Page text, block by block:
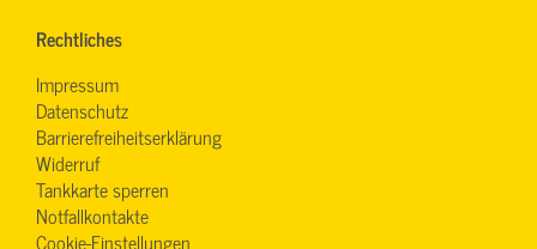
Rechtliches
Impressum
Datenschutz
Barrierefreiheitserklärung
Widerruf
Tankkarte sperren
Notfallkontakte
Cookie-Einstellungen